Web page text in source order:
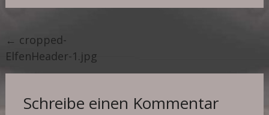
Post
navigation
← cropped-
ElfenHeader-1.jpg
Schreibe einen Kommentar